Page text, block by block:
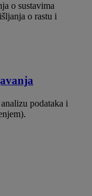
o sustavima
o rastu i
podataka i